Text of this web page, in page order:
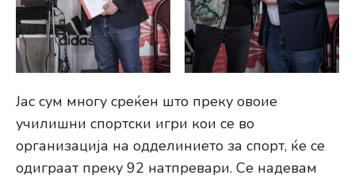
Јас сум многу среќен што преку овоие
училишни спортски игри кои се во
организација на одделинието за спорт, ќе се
одиграат преку 92 натпревари. Се надевам